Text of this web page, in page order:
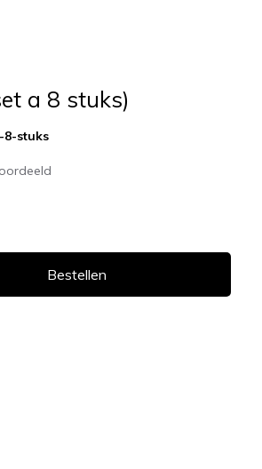
a 8 stuks)
stuks
Bestellen